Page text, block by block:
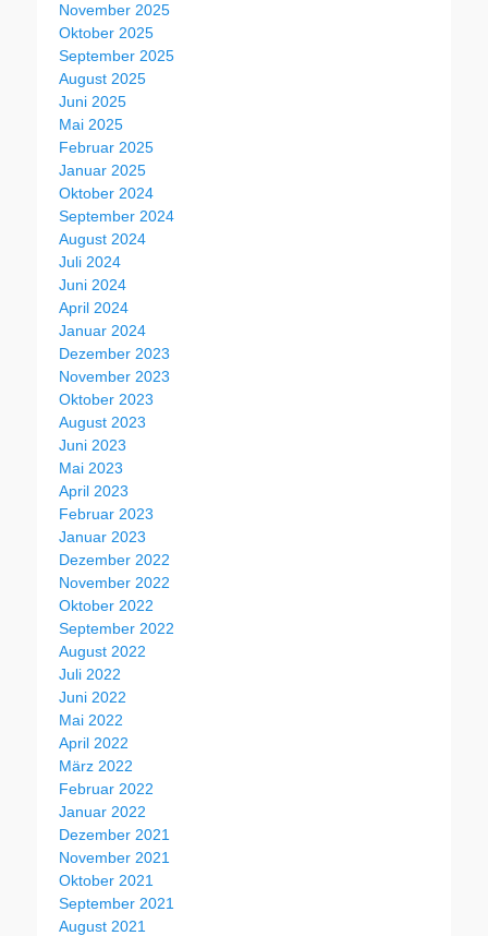
November 2025
Oktober 2025
September 2025
August 2025
Juni 2025
Mai 2025
Februar 2025
Januar 2025
Oktober 2024
September 2024
August 2024
Juli 2024
Juni 2024
April 2024
Januar 2024
Dezember 2023
November 2023
Oktober 2023
August 2023
Juni 2023
Mai 2023
April 2023
Februar 2023
Januar 2023
Dezember 2022
November 2022
Oktober 2022
September 2022
August 2022
Juli 2022
Juni 2022
Mai 2022
April 2022
März 2022
Februar 2022
Januar 2022
Dezember 2021
November 2021
Oktober 2021
September 2021
August 2021